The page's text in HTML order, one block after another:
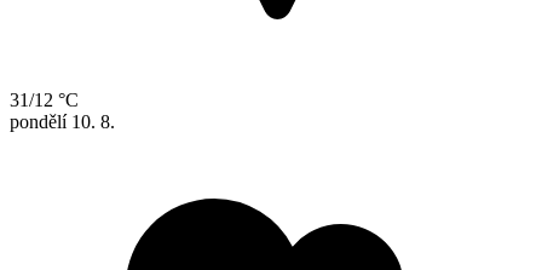
31/12 °C
pondělí 10. 8.